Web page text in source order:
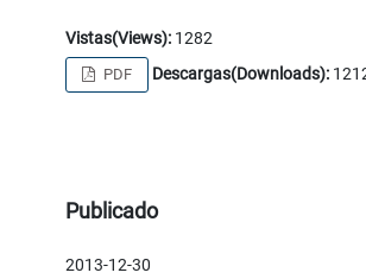
Vistas(Views): 1282
PDF Descargas(Downloads):
Publicado
2013-12-30